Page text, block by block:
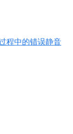
程中的错误静音